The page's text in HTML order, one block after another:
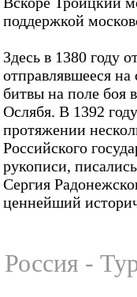
поддержкой
Здесь в 1380 году
отправлявшееся
битвы на поле боя
Ослябя. В 1392
протяжении
Российского
рукописи,
Сергия
ценнейший
Россия -